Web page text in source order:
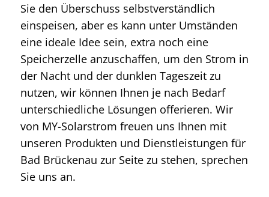
Sie den Überschuss selbstverständlich
einspeisen, aber es kann unter Umständen
eine ideale Idee sein, extra noch eine
Speicherzelle anzuschaffen, um den Strom in
der Nacht und der dunklen Tageszeit zu
nutzen, wir können Ihnen je nach Bedarf
unterschiedliche Lösungen offerieren. Wir
von MY-Solarstrom freuen uns Ihnen mit
unseren Produkten und Dienstleistungen für
Bad Brückenau zur Seite zu stehen, sprechen
Sie uns an.